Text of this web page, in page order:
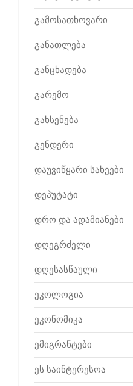
გამოსათხოვარი
განათლება
განცხადება
გარემო
გახსენება
გენდერი
დაუვიწყარი სახეები
დეპუტატი
დრო და ადამიანები
დღეგრძელი
დღესასწაული
ეკოლოგია
ეკონომიკა
ემიგრანტები
ეს საინტერესოა